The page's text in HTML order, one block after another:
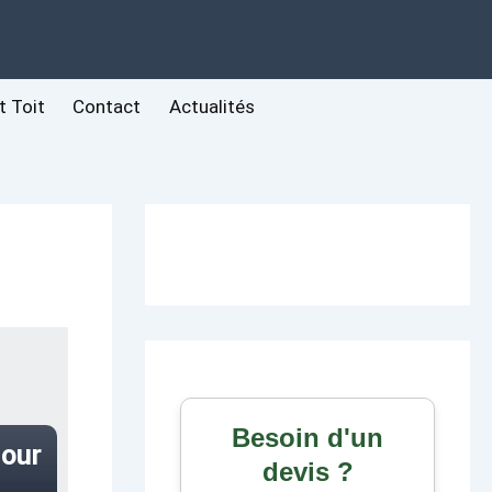
Toit Contact Actualités
Besoin d'un
devis ?